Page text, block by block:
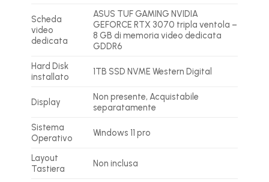
Scheda
video
dedicata
ASUS TUF GAMING NVIDIA
GEFORCE RTX 3070 tripla ventola –
8 GB di memoria video dedicata
GDDR6
Hard Disk
installato
1TB SSD NVME Western Digital
Display
Non presente, Acquistabile
separatamente
Sistema
Operativo
Windows 11 pro
Layout
Tastiera
Non inclusa